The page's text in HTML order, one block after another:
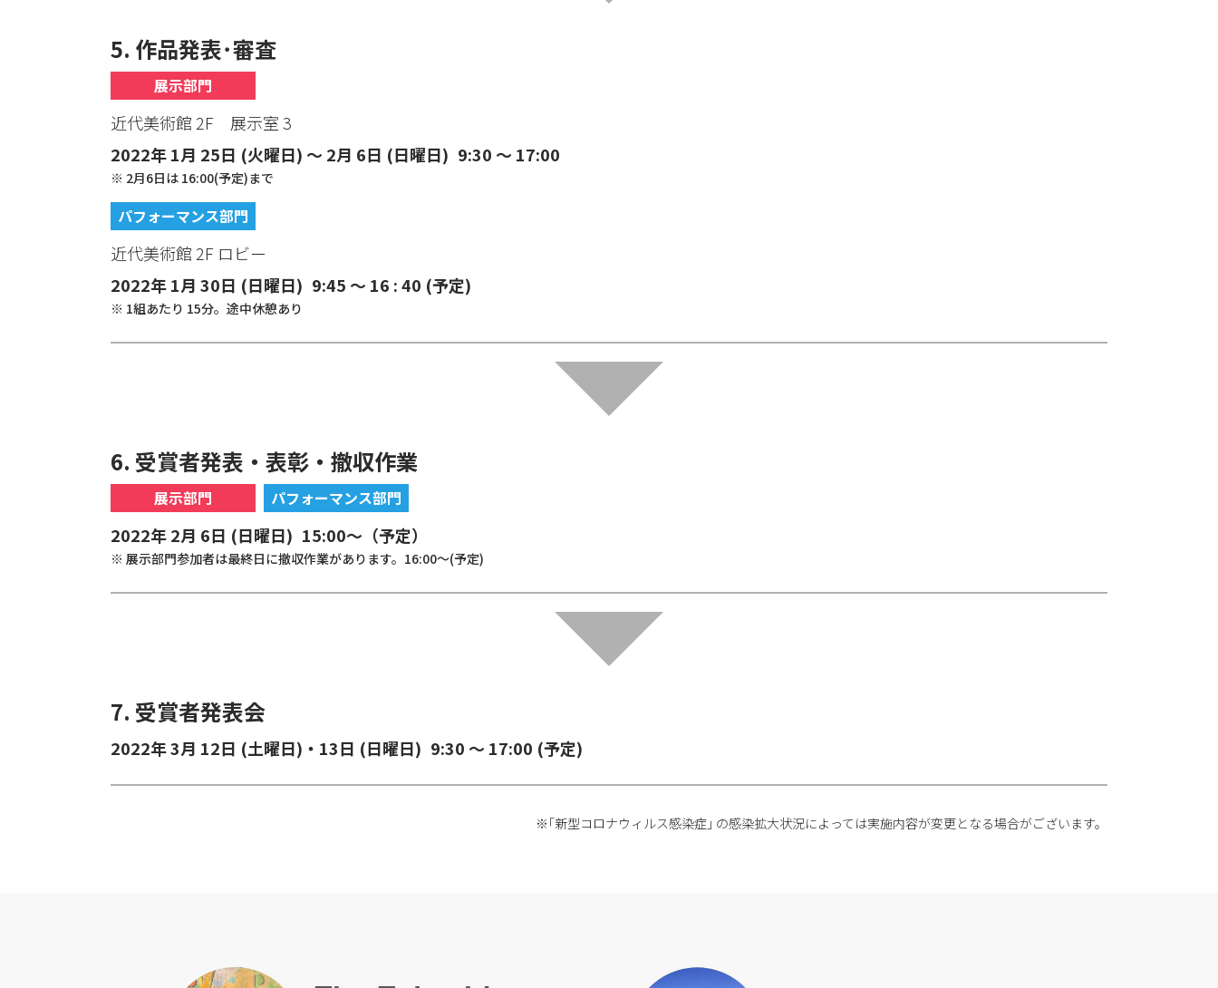
5. 作品発表･審査
展示部門
近代美術館 2F 展示室 3
2022年 1月 25日 (火曜日) ～ 2月 6日 (日曜日) 9:30 ～ 17:00
※ 2月6日は 16:00(予定)まで
パフォーマンス部門
近代美術館 2F ロビー
2022年 1月 30日 (日曜日) 9:45 ～ 16 : 40 (予定)
※ 1組あたり 15分。途中休憩あり
6. 受賞者発表・表彰・撤収作業
展示部門 パフォーマンス部門
2022年 2月 6日 (日曜日) 15:00～（予定）
※ 展示部門参加者は最終日に撤収作業があります。16:00～(予定)
7. 受賞者発表会
2022年 3月 12日 (土曜日)・13日 (日曜日) 9:30 ～ 17:00 (予定)
※｢新型コロナウィルス感染症｣ の感染拡大状況によっては実施内容が変更となる場合がございます。